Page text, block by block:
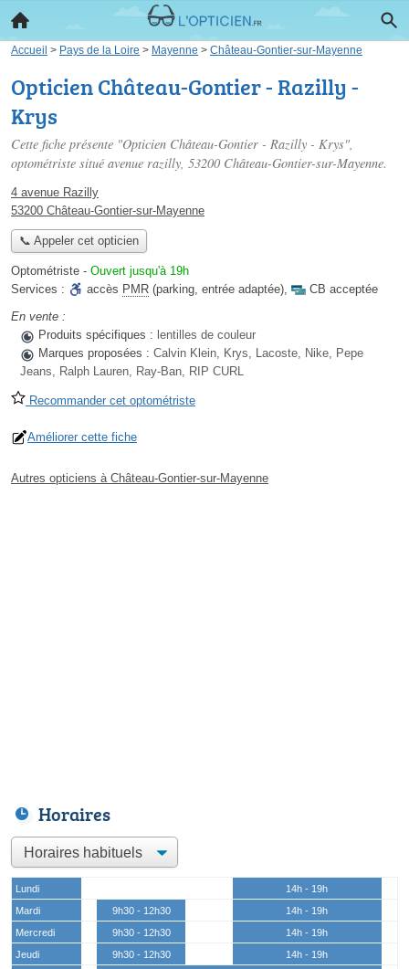
Accueil > Pays de la Loire > Mayenne > Château-Gontier-sur-Mayenne
Opticien Château-Gontier - Razilly -
Krys
Cette fiche présente "Opticien Château-Gontier - Razilly - Krys",
optométriste situé avenue razilly, 53200 Château-Gontier-sur-Mayenne.
4 avenue Razilly
53200 Château-Gontier-sur-Mayenne
📞 Appeler cet opticien
Optométriste - Ouvert jusqu'à 19h
Services :
accès PMR (parking, entrée adaptée),
CB acceptée
En vente :
Produits spécifiques : lentilles de couleur
Marques proposées : Calvin Klein, Krys, Lacoste, Nike, Pepe
Jeans, Ralph Lauren, Ray-Ban, RIP CURL
Recommander cet optométriste
Améliorer cette fiche
Autres opticiens à Château-Gontier-sur-Mayenne
Horaires
Lundi
14h - 19h
Mardi
9h30 - 12h30
14h - 19h
Mercredi
9h30 - 12h30
14h - 19h
Jeudi
9h30 - 12h30
14h - 19h